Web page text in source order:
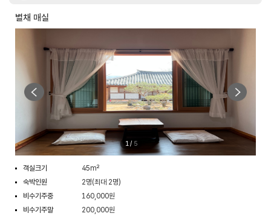
별채 매실
1 / 5
객실크기
45m²
숙박인원
2명(최대 2명)
비수기주중
160,000원
비수기주말
200,000원